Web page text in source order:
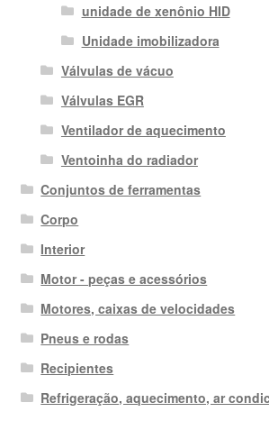
unidade de xenônio HID
Unidade imobilizadora
Válvulas de vácuo
Válvulas EGR
Ventilador de aquecimento
Ventoinha do radiador
Conjuntos de ferramentas
Corpo
Interior
Motor - peças e acessórios
Motores, caixas de velocidades
Pneus e rodas
Recipientes
Refrigeração, aquecimento, ar